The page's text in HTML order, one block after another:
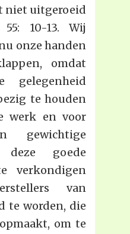
niet uitgeroeid
55: 10-13. Wij
onze handen
omdat
gelegenheid
te houden
werk en voor
gewichtige
goede
verkondigen
van
te worden, die
om te